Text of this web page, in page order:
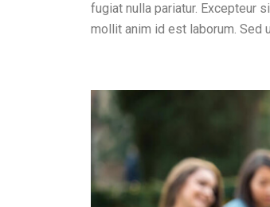
fugiat nulla pariatur. Excepteur
mollit anim id est laborum. Sed